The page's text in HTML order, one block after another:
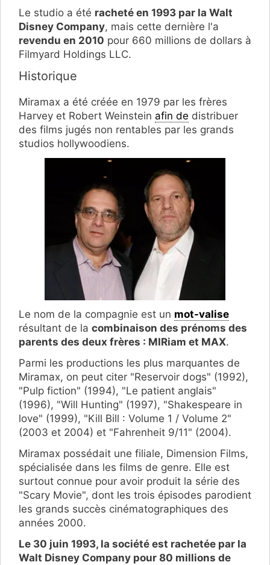
Le studio a été racheté en 1993 par la Walt
Disney Company, mais cette dernière l'a
revendu en 2010 pour 660 millions de dollars à
Filmyard Holdings LLC.
Historique
Miramax a été créée en 1979 par les frères
Harvey et Robert Weinstein afin de distribuer
des films jugés non rentables par les grands
studios hollywoodiens.
Le nom de la compagnie est un mot-valise
résultant de la combinaison des prénoms des
parents des deux frères : MIRiam et MAX.
Parmi les productions les plus marquantes de
Miramax, on peut citer "Reservoir dogs" (1992),
"Pulp fiction" (1994), "Le patient anglais"
(1996), "Will Hunting" (1997), "Shakespeare in
love" (1999), "Kill Bill : Volume 1 / Volume 2"
(2003 et 2004) et "Fahrenheit 9/11" (2004).
Miramax possédait une filiale, Dimension Films,
spécialisée dans les films de genre. Elle est
surtout connue pour avoir produit la série des
"Scary Movie", dont les trois épisodes parodient
les grands succès cinématographiques des
années 2000.
Le 30 juin 1993, la société est rachetée par la
Walt Disney Company pour 80 millions de